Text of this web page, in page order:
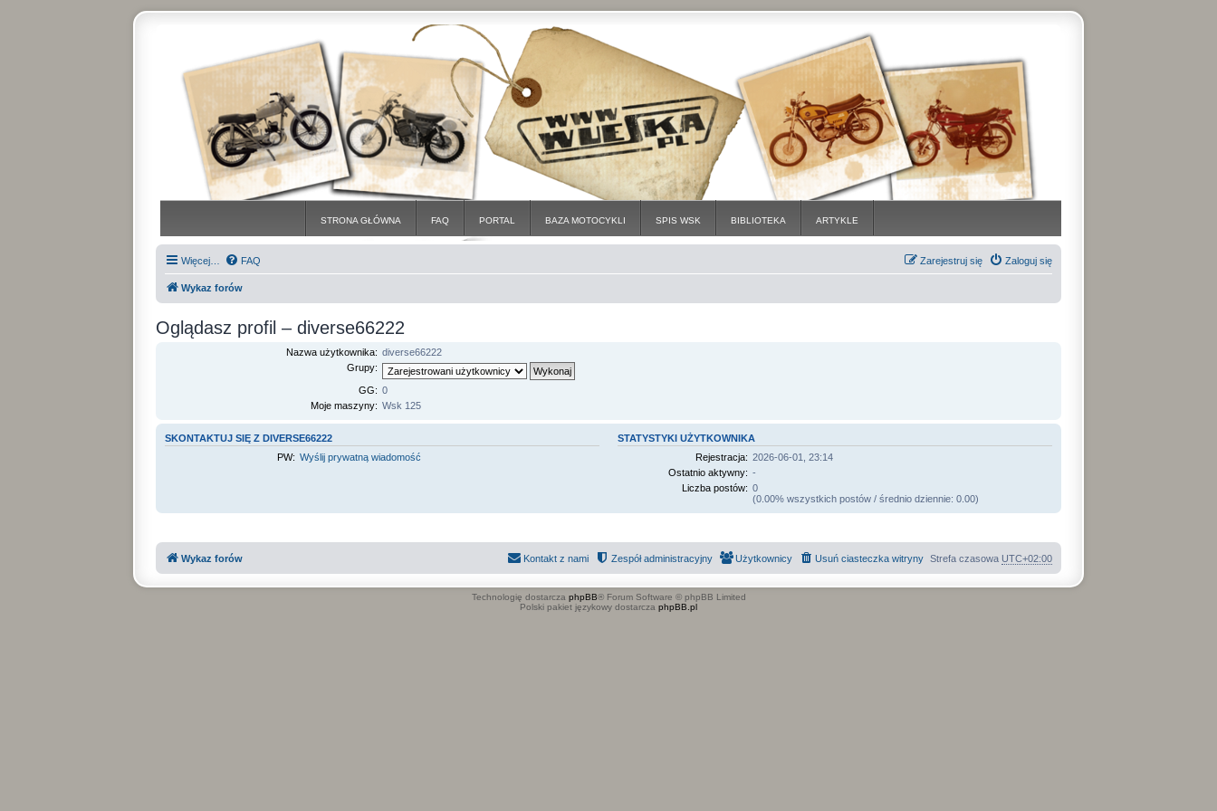
STRONA GŁÓWNA FAQ PORTAL BAZA MOTOCYKLI SPIS WSK BIBLIOTEKA ARTYKLE
Więcej… FAQ Zaloguj się
Zarejestruj się
Wykaz forów
Oglądasz profil – diverse66222
Nazwa użytkownika: diverse66222
Grupy:
GG: 0
Moje maszyny: Wsk 125
SKONTAKTUJ SIĘ Z DIVERSE66222
PW: Wyślij prywatną wiadomość
STATYSTYKI UŻYTKOWNIKA
Rejestracja: 2026-06-01, 23:14
Ostatnio aktywny: -
Liczba postów: 0
(0.00% wszystkich postów / średnio dziennie: 0.00)
Wykaz forów Strefa czasowa UTC+02:00
Usuń ciasteczka witryny
Użytkownicy
Zespół administracyjny
Kontakt z nami
Technologię dostarcza phpBB® Forum Software © phpBB Limited
Polski pakiet językowy dostarcza phpBB.pl